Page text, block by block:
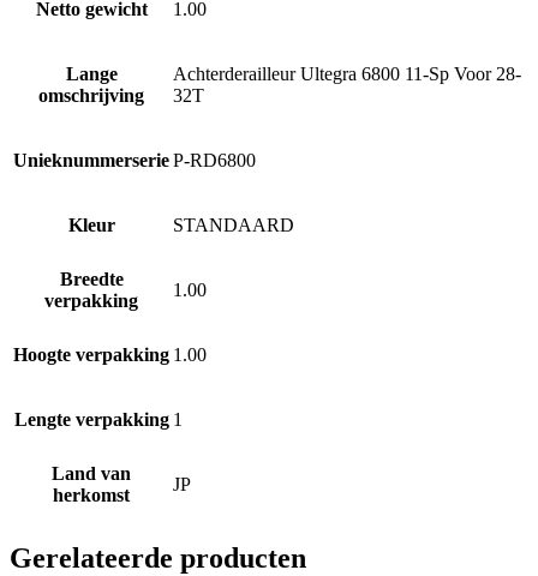
Netto gewicht 1.00
Lange
omschrijving
Achterderailleur Ultegra 6800 11-Sp Voor 28-
32T
UnieknummerserieP-RD6800
Kleur STANDAARD
Breedte
verpakking
1.00
Hoogte verpakking 1.00
Lengte verpakking 1
Land van
herkomst
JP
Gerelateerde producten